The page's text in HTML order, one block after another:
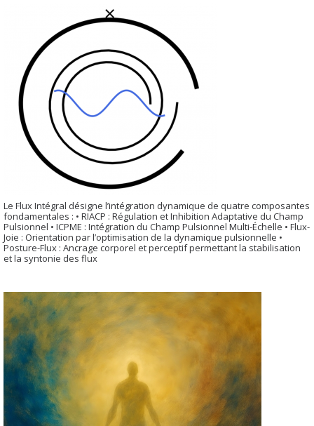
Le Flux Intégral désigne l’intégration dynamique de quatre composantes
fondamentales : • RIACP : Régulation et Inhibition Adaptative du Champ
Pulsionnel • ICPME : Intégration du Champ Pulsionnel Multi-Échelle • Flux-
Joie : Orientation par l’optimisation de la dynamique pulsionnelle •
Posture-Flux : Ancrage corporel et perceptif permettant la stabilisation
et la syntonie des flux